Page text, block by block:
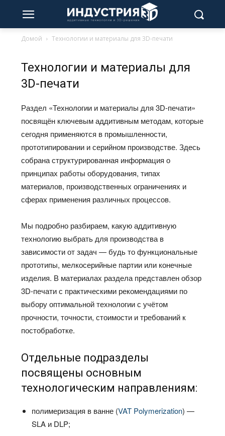
Домой Технологии и материалы для 3D-печати
Технологии и материалы для
3D-печати
Раздел «Технологии и материалы для 3D-печати»
посвящён ключевым аддитивным методам, которые
сегодня применяются в промышленности,
прототипировании и серийном производстве. Здесь
собрана структурированная информация о
принципах работы оборудования, типах
материалов, производственных ограничениях и
сферах применения различных процессов.
Мы подробно разбираем, какую аддитивную
технологию выбрать для производства в
зависимости от задач — будь то функциональные
прототипы, мелкосерийные партии или конечные
изделия. В материалах раздела представлен обзор
3D-печати с практическими рекомендациями по
выбору оптимальной технологии с учётом
прочности, точности, стоимости и требований к
постобработке.
Отдельные подразделы
посвящены основным
технологическим направлениям:
полимеризация в ванне (VAT Polymerization) —
SLA и DLP;